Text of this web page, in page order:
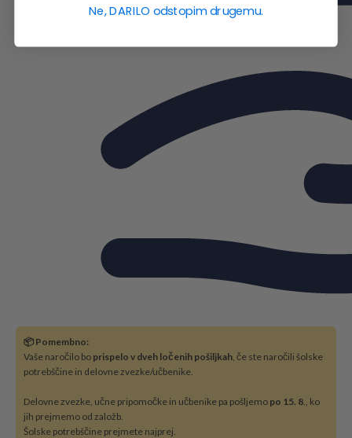
📦 Pomembno:
Vaše naročilo bo prispelo v dveh ločenih pošiljkah , če ste naročili šolske
potrebščine in delovne zvezke/učbenike.
Delovne zvezke, učne pripomočke in učbenike pa pošljemo po 15. 8 ., ko
jih prejmemo od založb.
Šolske potrebščine prejmete najprej.
Ne, DARILO odstopim drugemu.